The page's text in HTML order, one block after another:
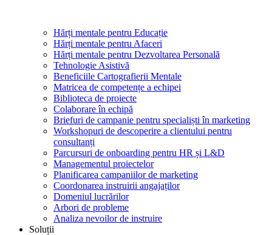
Hărți mentale pentru Educație
Hărți mentale pentru Afaceri
Hărți mentale pentru Dezvoltarea Personală
Tehnologie Asistivă
Beneficiile Cartografierii Mentale
Matricea de competențe a echipei
Biblioteca de proiecte
Colaborare în echipă
Briefuri de campanie pentru specialiști în marketing
Workshopuri de descoperire a clientului pentru
consultanți
Parcursuri de onboarding pentru HR și L&D
Managementul proiectelor
Planificarea campaniilor de marketing
Coordonarea instruirii angajaților
Domeniul lucrărilor
Arbori de probleme
Analiza nevoilor de instruire
Soluții